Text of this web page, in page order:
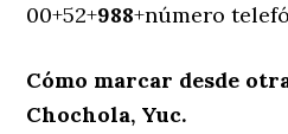
00+52+988+número
Cómo marcar desde
Chochola, Yuc.